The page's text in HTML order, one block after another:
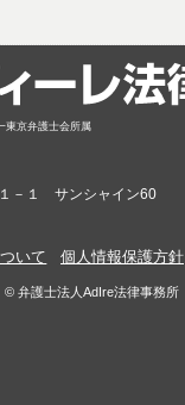
京弁護士会所属
－１ サンシャイン60
いて 個人情報保護方針
© 弁護士法人AdIre法律事務所